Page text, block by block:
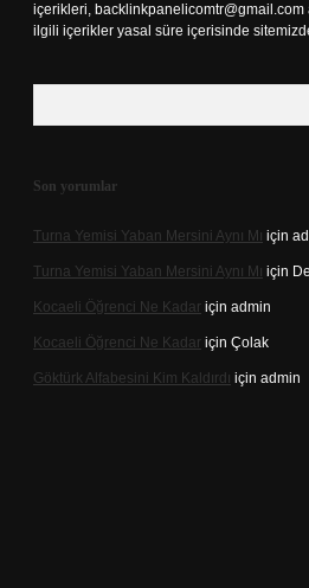
içerikleri, backlinkpanelicomtr@gmail.com
ilgili içerikler yasal süre içerisinde
Son yorumlar
Turna Yemisi Yaban Mersini Aynı Mı için
Turna Yemisi Yaban Mersini Aynı Mı için
Kocaeli Öğrenci Ne Kadar için admin
Kocaeli Öğrenci Ne Kadar için Çolak
Göktürk Alfabesini Kim Kaldırdı için admin